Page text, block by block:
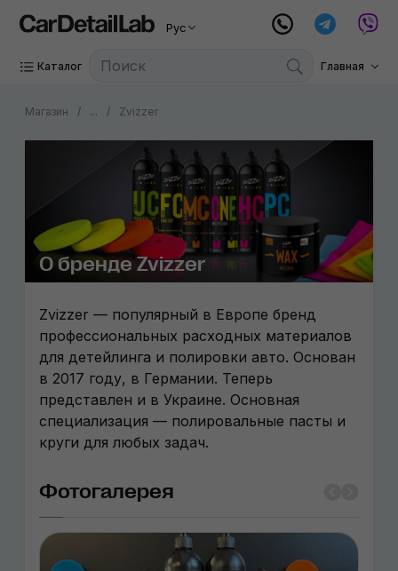
Рус
Каталог Главная
Магазин ... Zvizzer
О бренде Zvizzer
Zvizzer — популярный в Европе бренд
профессиональных расходных материалов
для детейлинга и полировки авто. Основан
в 2017 году, в Германии. Теперь
представлен и в Украине. Основная
специализация — полировальные пасты и
круги для любых задач.
Фотогалерея